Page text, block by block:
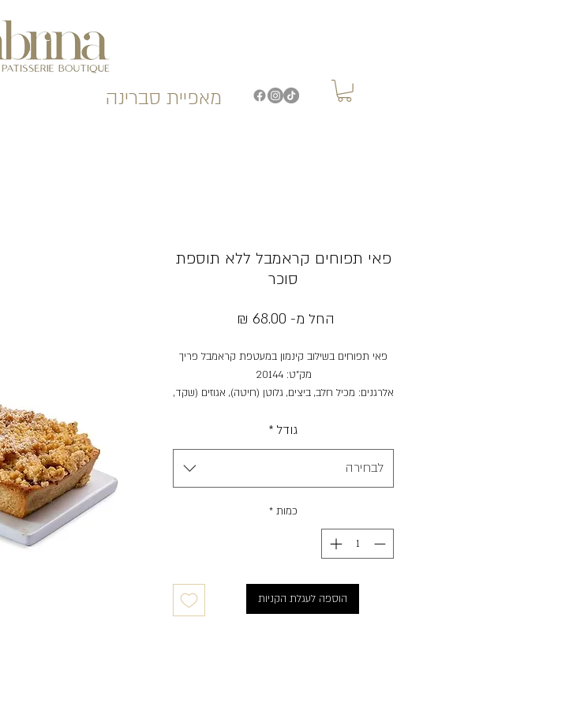
מאפיית סברינה
פאי תפוחים קראמבל ללא תוספת
סוכר
החל מ- 68.00 ₪
פאי תפוחים בשילוב קינמון במעטפת קראמבל פריך
מק"ט: 20144
אלרגנים: מכיל חלב, ביצים, גלוטן (חיטה), אגוזים (שקד,
גודל *
לבחירה
כמות *
הוספה לעגלת הקניות